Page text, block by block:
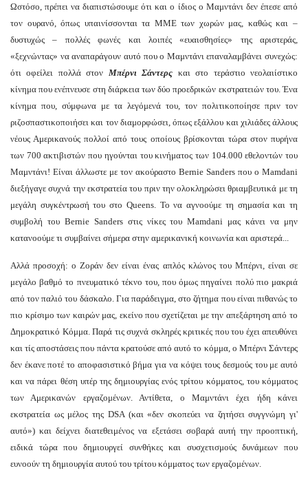
Ωστόσο, πρέπει να διαπιστώσουμε ότι και ο ίδιος ο Μαμντάνι δεν έπεσε από
τον ουρανό, όπως υπαινίσσονται τα ΜΜΕ των χωρών μας, καθώς και –
δυστυχώς – πολλές φωνές και λοιπές «ευαισθησίες» της αριστεράς,
«ξεχνώντας» να αναπαράγουν αυτό που ο Μαμντάνι επαναλαμβάνει συνεχώς:
ότι οφείλει πολλά στον Μπέρνι Σάντερς και στο τεράστιο νεολαιίστικο
κίνημα που ενέπνευσε στη διάρκεια των δύο προεδρικών εκστρατειών του. Ένα
κίνημα που, σύμφωνα με τα λεγόμενά του, τον πολιτικοποίησε πριν τον
ριζοσπαστικοποιήσει και τον διαμορφώσει, όπως εξάλλου και χιλιάδες άλλους
νέους Αμερικανούς πολλοί από τους οποίους βρίσκονται τώρα στον πυρήνα
των 700 ακτιβιστών που ηγούνται του κινήματος των 104.000 εθελοντών του
Μαμντάνι! Είναι άλλωστε με τον ακούραστο Bernie Sanders που ο Mamdani
διεξήγαγε συχνά την εκστρατεία του πριν την ολοκληρώσει θριαμβευτικά με τη
μεγάλη συγκέντρωσή του στο Queens. Το να αγνοούμε τη σημασία και τη
συμβολή του Bernie Sanders στις νίκες του Mamdani μας κάνει να μην
κατανοούμε τι συμβαίνει σήμερα στην αμερικανική κοινωνία και αριστερά...
Αλλά προσοχή: ο Ζοράν δεν είναι ένας απλός κλώνος του Μπέρνι, είναι σε
μεγάλο βαθμό το πνευματικό τέκνο του, που όμως πηγαίνει πολύ πιο μακριά
από τον παλιό του δάσκαλο. Για παράδειγμα, στο ζήτημα που είναι πιθανώς το
πιο κρίσιμο των καιρών μας, εκείνο που σχετίζεται με την απεξάρτηση από το
Δημοκρατικό Κόμμα. Παρά τις συχνά σκληρές κριτικές που του έχει απευθύνει
και τίς αποστάσεις που πάντα κρατούσε από αυτό το κόμμα, ο Μπέρνι Σάντερς
δεν έκανε ποτέ το αποφασιστικό βήμα για να κόψει τους δεσμούς του με αυτό
και να πάρει θέση υπέρ της δημιουργίας ενός τρίτου κόμματος, του κόμματος
των Αμερικανών εργαζομένων. Αντίθετα, ο Μαμντάνι έχει ήδη κάνει
εκστρατεία ως μέλος της DSA (και «δεν σκοπεύει να ζητήσει συγγνώμη γι'
αυτό») και δείχνει διατεθειμένος να εξετάσει σοβαρά αυτή την προοπτική,
ειδικά τώρα που δημιουργεί συνθήκες και συσχετισμούς δυνάμεων που
ευνοούν τη δημιουργία αυτού του τρίτου κόμματος των εργαζομένων.